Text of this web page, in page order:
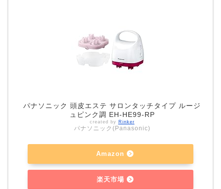
パナソニック 頭皮エステ サロンタッチタイプ ルージ
ュピンク調 EH-HE99-RP
created by Rinker
パナソニック(Panasonic)
Amazon
楽天市場